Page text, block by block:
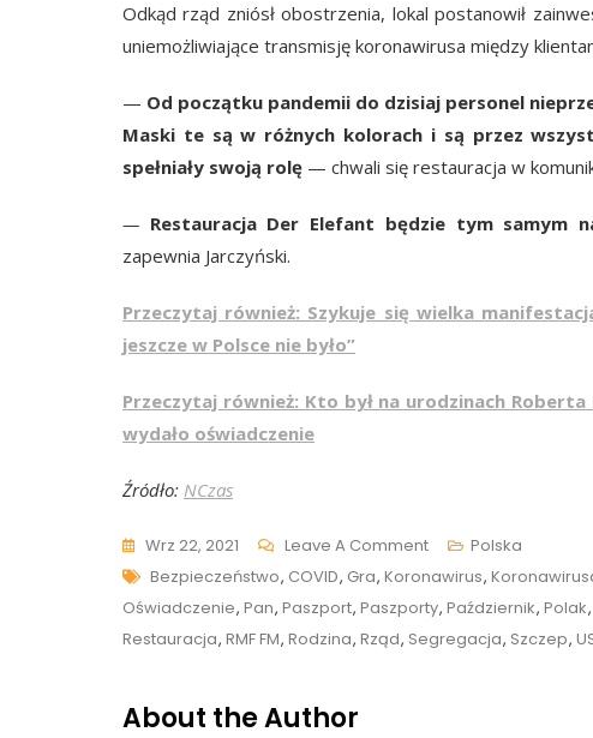
Odkąd rząd zniósł obostrzenia, lokal postanowił
uniemożliwiające transmisję koronawirusa między
— Od początku pandemii do dzisiaj personel
Maski te są w różnych kolorach i są przez
spełniały swoją rolę — chwali się restauracja w
— Restauracja Der Elefant będzie tym samym
zapewnia Jarczyński.
Przeczytaj również: Szykuje się wielka
jeszcze w Polsce nie było”
Przeczytaj również: Kto był na urodzinach
wydało oświadczenie
Źródło: NCzas
Wrz 22, 2021 Leave A CommentOn
„Już
Na
Pewno
Polska
Tags
Bezpieczeństwo, COVID, Gra, Koronawirus,
Oświadczenie, Pan, Paszport, Paszporty, Październik, Polak,
Restauracja, RMF FM, Rodzina, Rząd, Segregacja, Szczep,
About the Author